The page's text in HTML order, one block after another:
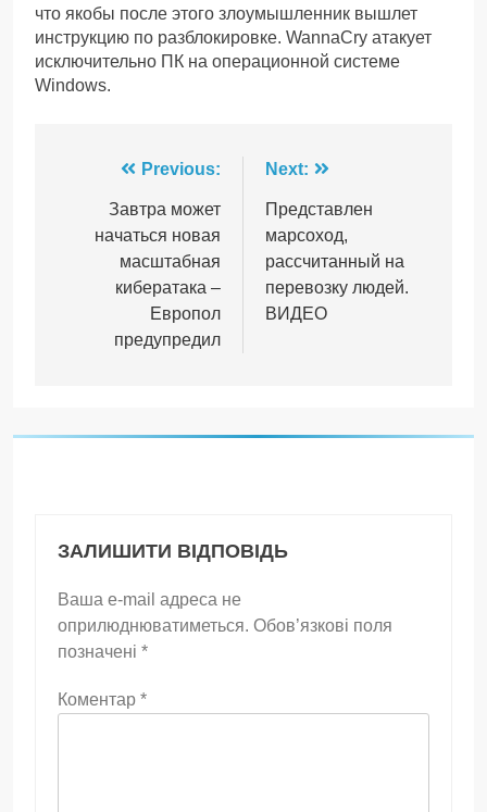
что якобы после этого злоумышленник вышлет
инструкцию по разблокировке. WannaCry атакует
исключительно ПК на операционной системе
Windows.
Навігація
записів
Previous:
Завтра может
начаться новая
масштабная
кибератака –
Европол
предупредил
Next:
Представлен
марсоход,
рассчитанный на
перевозку людей.
ВИДЕО
ЗАЛИШИТИ ВІДПОВІДЬ
Ваша e-mail адреса не
оприлюднюватиметься. Обов’язкові поля
позначені *
Коментар *